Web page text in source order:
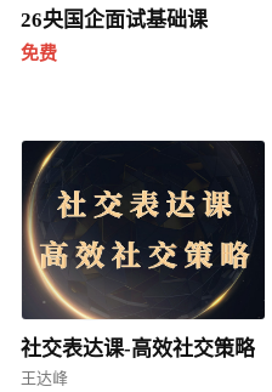
26央国企面试基础课
免费
社交表达课-高效社交策略
王达峰